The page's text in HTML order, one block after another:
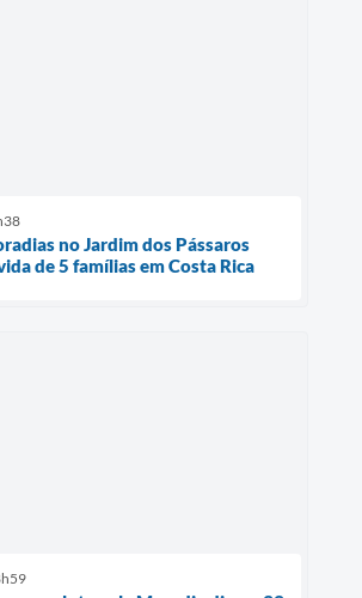
no Jardim dos Pássaros
de 5 famílias em Costa Rica